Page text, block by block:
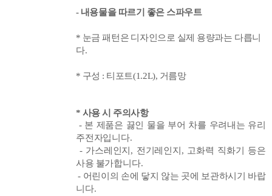
- 내용물을 따르기 좋은 스파우트
* 눈금 패턴은 디자인으로 실제 용량과는 다릅니
다.
* 구성 : 티포트(1.2L), 거름망
* 사용 시 주의사항
- 본 제품은 끓인 물을 부어 차를 우려내는 유리
주전자입니다.
- 가스레인지, 전기레인지, 고화력 직화기 등은
사용 불가합니다.
- 어린이의 손에 닿지 않는 곳에 보관하시기 바랍
니다.